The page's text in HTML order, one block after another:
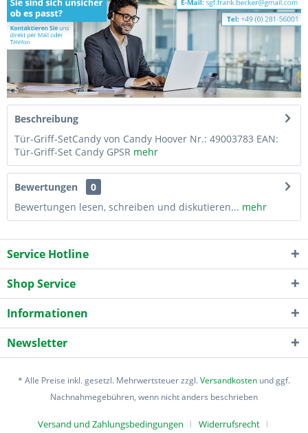
Beschreibung
Tür-Griff-SetCandy von Candy Hoover Nr.: 49003783 EAN:
Tür-Griff-Set Candy GPSR mehr
Bewertungen
0
Bewertungen lesen, schreiben und diskutieren... mehr
Service Hotline
Shop Service
Informationen
Newsletter
* Alle Preise inkl. gesetzl. Mehrwertsteuer zzgl.Versandkosten und ggf.
Nachnahmegebühren, wenn nicht anders beschrieben
Versand und Zahlungsbedingungen Widerrufsrecht